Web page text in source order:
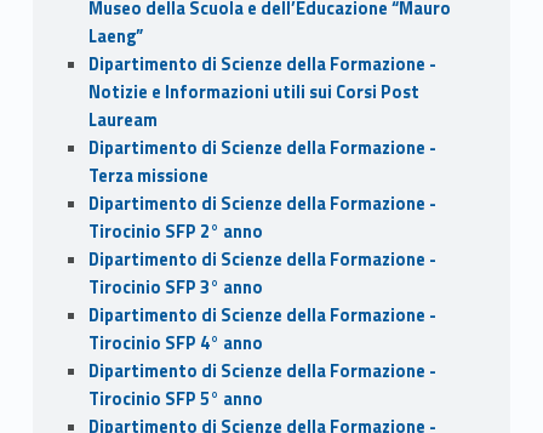
Museo della Scuola e dell’Educazione “Mauro
Laeng”
Dipartimento di Scienze della Formazione -
Notizie e Informazioni utili sui Corsi Post
Lauream
Dipartimento di Scienze della Formazione -
Terza missione
Dipartimento di Scienze della Formazione -
Tirocinio SFP 2° anno
Dipartimento di Scienze della Formazione -
Tirocinio SFP 3° anno
Dipartimento di Scienze della Formazione -
Tirocinio SFP 4° anno
Dipartimento di Scienze della Formazione -
Tirocinio SFP 5° anno
Dipartimento di Scienze della Formazione -